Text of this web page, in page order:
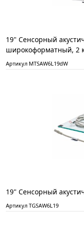
19" Сенсорный
широкоформатный, 2
Артикул MTSAW6L19dW
19" Сенсорный
Артикул TGSAW6L19